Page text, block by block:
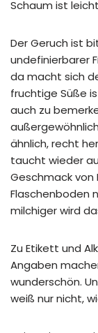
Schaum ist
Der Geruch ist
undefinierbarer
da macht sich
fruchtige Süße
auch zu
ähnlich, recht
taucht wieder
Geschmack
Flaschenboden
milchiger wird
Zu Etikett und
Angaben
wunderschön.
weiß nur nicht,